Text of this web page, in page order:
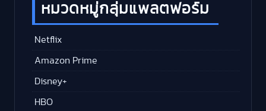
หมวดหมู่กลุ่มแพลตฟอร์ม
Netflix
Amazon Prime
Disney+
HBO